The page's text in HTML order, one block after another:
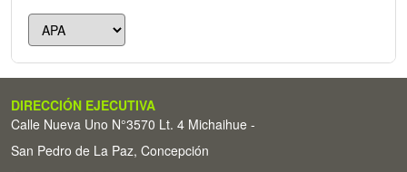
DIRECCIÓN EJECUTIVA
Calle Nueva Uno N°3570 Lt. 4 Michaihue -
San Pedro de La Paz, Concepción